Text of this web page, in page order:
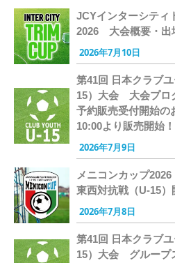
JCYインターシティ
2026 大会概要・出
2026年7月10日
第41回 日本クラブ
15）大会 大会プロ
予約販売受付開始の
10:00より販売開始！
2026年7月9日
メニコンカップ
東西対抗戦（U-15
2026年7月8日
第41回 日本クラブ
15）大会 グループ